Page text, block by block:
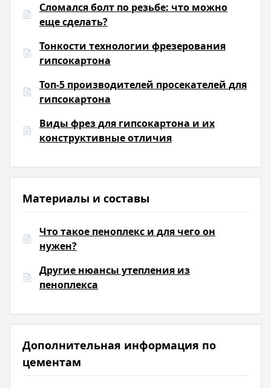
Сломался болт по резьбе: что можно
еще сделать?
Тонкости технологии фрезерования
гипсокартона
Топ-5 производителей просекателей для
гипсокартона
Виды фрез для гипсокартона и их
конструктивные отличия
Материалы и составы
Что такое пеноплекс и для чего он
нужен?
Другие нюансы утепления из
пеноплекса
Дополнительная информация по
цементам